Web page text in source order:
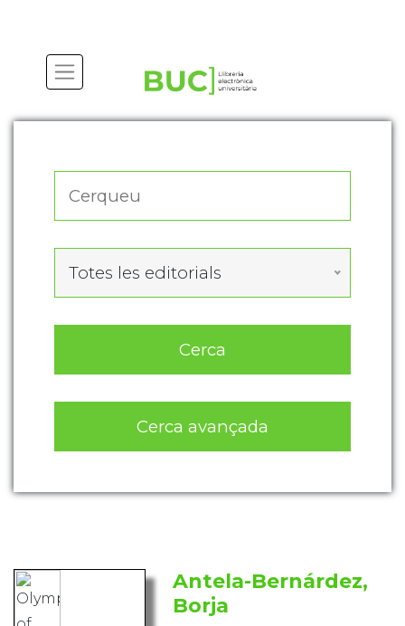
Totes les editorials
Cerca
Cerca avançada
Antela-Bernárdez,
Borja